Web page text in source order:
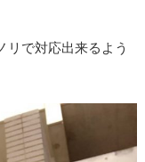
リで対応出来るよう